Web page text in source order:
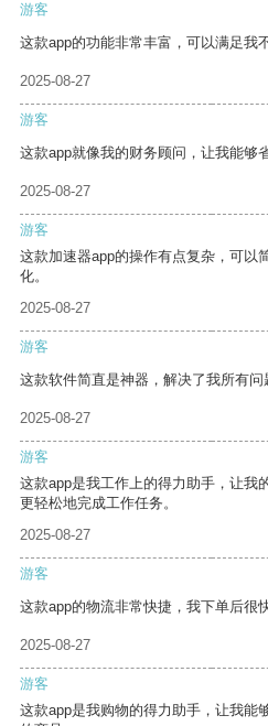
游客
这款app的功能非常丰富，可以满足我
2025-08-27
游客
这款app就像我的财务顾问，让我能够
2025-08-27
游客
这款加速器app的操作有点复杂，可以
化。
2025-08-27
游客
这款软件简直是神器，解决了我所有问
2025-08-27
游客
这款app是我工作上的得力助手，让我
更轻松地完成工作任务。
2025-08-27
游客
这款app的物流非常快捷，我下单后很
2025-08-27
游客
这款app是我购物的得力助手，让我能